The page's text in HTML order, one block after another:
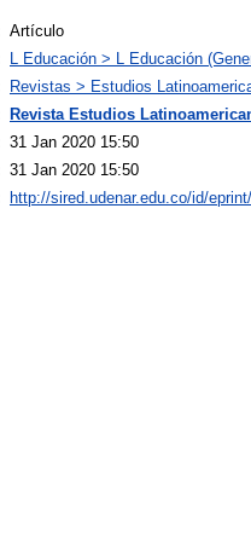
Artículo
L Educación > L Educación
Revistas > Estudios
Revista Estudios
31 Jan 2020 15:50
31 Jan 2020 15:50
http://sired.udenar.edu.co/id/